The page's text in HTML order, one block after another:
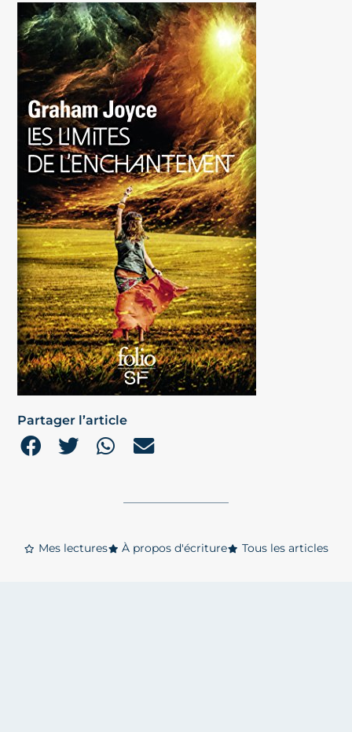
Partager l’article
Mes lectures À propos d'écriture Tous les articles